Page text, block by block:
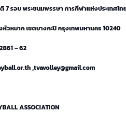
7 รอบ พระชนมพรรษา การกีฬาแห่งประเทศไท
วหมาก เขตบางกะปิ กรุงเทพมหานคร 10240
– 62
,tvavolley@gmail.com
ASSOCIATION